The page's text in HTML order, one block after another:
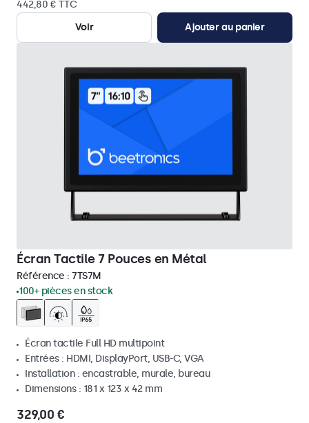
442,80 € TTC
Voir
Ajouter au panier
Écran Tactile 7 Pouces en Métal
Référence : 7TS7M
100+ pièces en stock
Écran tactile Full HD multipoint
Entrées : HDMI, DisplayPort, USB-C, VGA
Installation : encastrable, murale, bureau
Dimensions : 181 x 123 x 42 mm
329,00 €